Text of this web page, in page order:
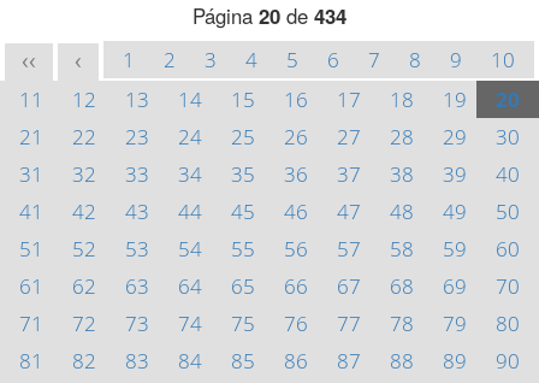
Página 20 de 434
<< < 1 2 3 4 5 6 7 8 9
10
11
12 13 14 15 16 17 18 19
20
21
22 23 24 25 26 27 28 29
30
31
32 33 34 35 36 37 38 39
40
41
42 43 44 45 46 47 48 49
50
51
52 53 54 55 56 57 58 59
60
61
62 63 64 65 66 67 68 69
70
71
72 73 74 75 76 77 78 79
80
81
82 83 84 85 86 87 88 89
90